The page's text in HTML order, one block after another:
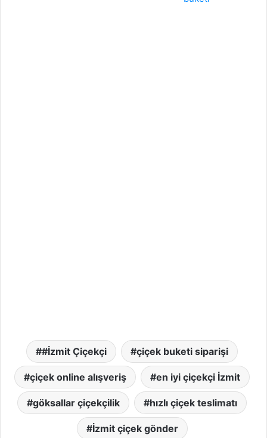
#İzmit Çiçekçi çiçek buketi siparişi
çiçek online alışveriş en iyi çiçekçi İzmit
göksallar çiçekçilik hızlı çiçek teslimatı
İzmit çiçek gönder